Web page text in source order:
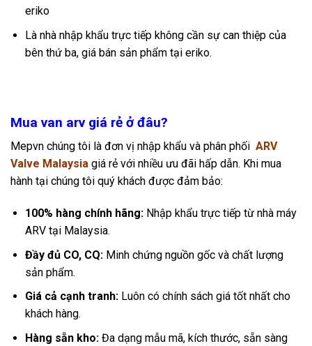
eriko
Là nhà nhập khẩu trực tiếp không cần sự can thiệp của
bên thứ ba, giá bán sản phẩm tại eriko.
Mua van arv giá rẻ ở đâu?
Mepvn chúng tôi là đơn vị nhập khẩu và phân phối ARV
Valve Malaysia giá rẻ với nhiều ưu đãi hấp dẫn. Khi mua
hành tại chúng tôi quý khách được đảm bảo:
100% hàng chính hãng:Nhập khẩu trực tiếp từ nhà máy
ARV tại Malaysia.
Đầy đủ CO, CQ:Minh chứng nguồn gốc và chất lượng
sản phẩm.
Giá cả cạnh tranh:Luôn có chính sách giá tốt nhất cho
khách hàng.
Hàng sẵn kho:Đa dạng mẫu mã, kích thước, sẵn sàng